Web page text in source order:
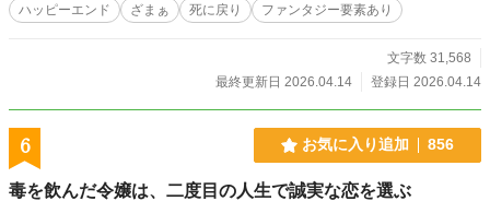
ハッピーエンド ざまぁ 死に戻り ファンタジー要素あり
文字数 31,568
最終更新日 2026.04.14
登録日 2026.04.14
6 お気に入り追加 856
毒を飲んだ令嬢は、二度目の人生で誠実な恋を選ぶ